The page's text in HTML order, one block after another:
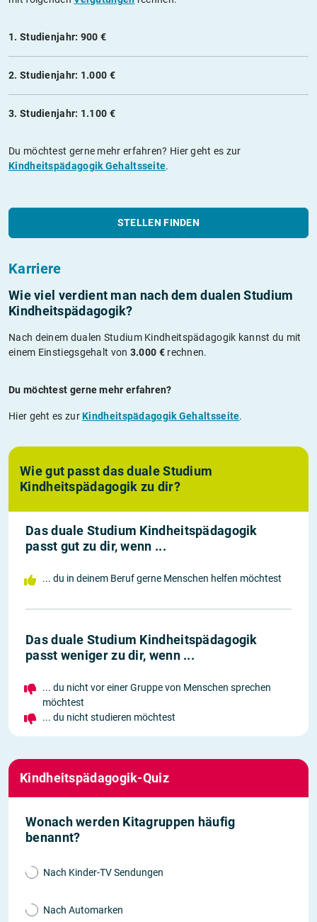
1. Studienjahr: 900 €
2. Studienjahr: 1.000 €
3. Studienjahr: 1.100 €
Du möchtest gerne mehr erfahren? Hier geht es zur
Kindheitspädagogik Gehaltsseite.
STELLEN FINDEN
Karriere
Wie viel verdient man nach dem dualen Studium
Kindheitspädagogik?
Nach deinem dualen Studium Kindheitspädagogik kannst du mit
einem Einstiegsgehalt von 3.000 €rechnen.
Du möchtest gerne mehr erfahren?
Hier geht es zurKindheitspädagogik Gehaltsseite.
Wie gut passt das duale Studium
Kindheitspädagogik zu dir?
Das duale Studium Kindheitspädagogik
passt gut zu dir, wenn ...
... du in deinem Beruf gerne Menschen helfen möchtest
Das duale Studium Kindheitspädagogik
passt weniger zu dir, wenn ...
... du nicht vor einer Gruppe von Menschen sprechen
möchtest
... du nicht studieren möchtest
Kindheitspädagogik-Quiz
Wonach werden Kitagruppen häufig
benannt?
Nach Kinder-TV Sendungen
Nach Automarken